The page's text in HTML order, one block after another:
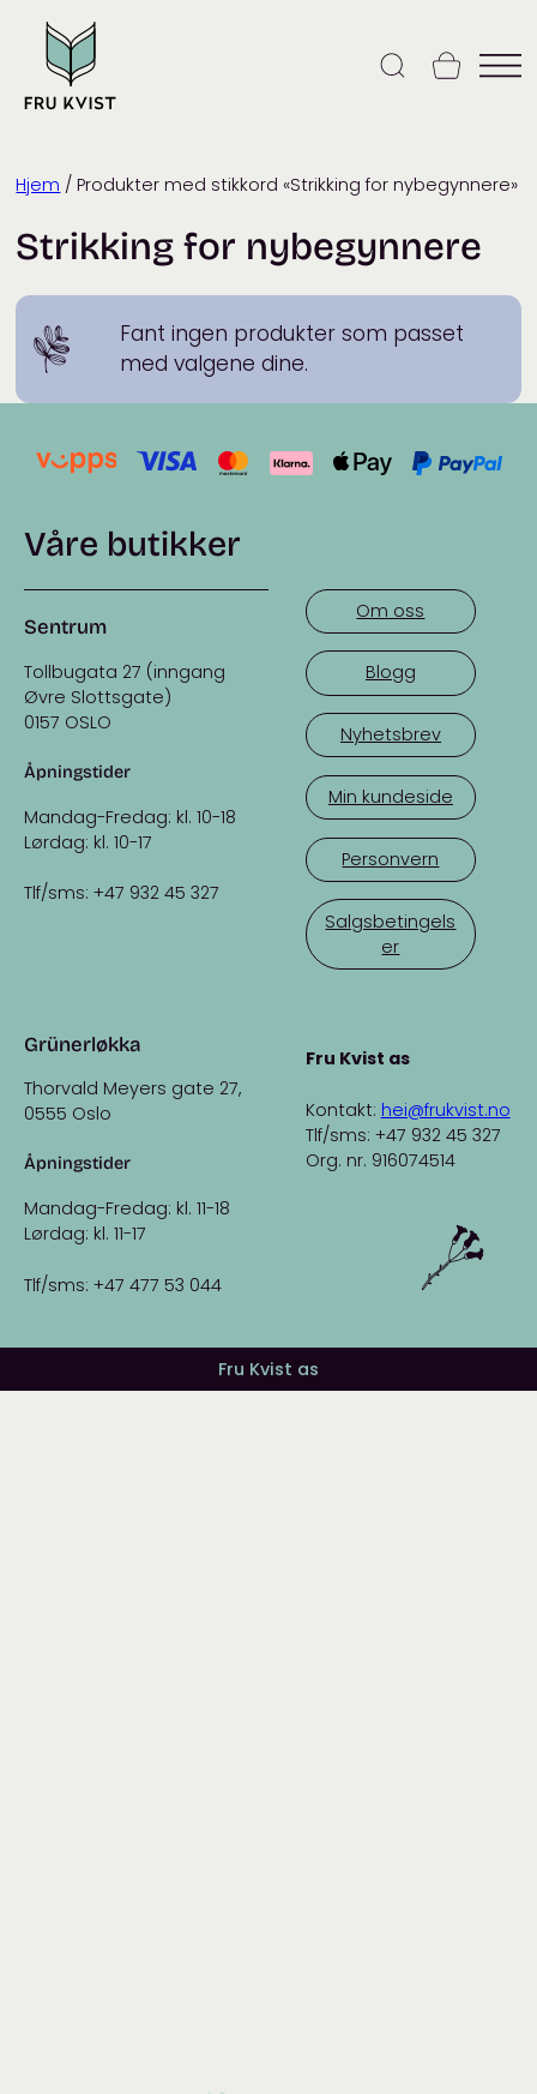
content
Hjem / Produkter med stikkord «Strikking for nybegynnere»
Strikking for nybegynnere
Fant ingen produkter som passet
med valgene dine.
Våre butikker
Sentrum
Tollbugata 27 (inngang
Øvre Slottsgate)
0157 OSLO
Åpningstider
Mandag-Fredag: kl. 10-18
Lørdag: kl. 10-17
Tlf/sms: +47 932 45 327
Grünerløkka
Thorvald Meyers gate 27,
0555 Oslo
Åpningstider
Mandag-Fredag: kl. 11-18
Lørdag: kl. 11-17
Tlf/sms: +47 477 53 044
Om oss
Blogg
Nyhetsbrev
Min kundeside
Personvern
Salgsbetingels
er
Fru Kvist as
Kontakt: hei@frukvist.no
Tlf/sms: +47 932 45 327
Org. nr. 916074514
Fru Kvist as